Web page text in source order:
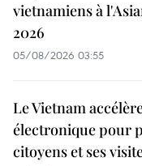
vietnamiens à
2026
05/08/2026 03:55
Le Vietnam
électronique pour
citoyens et ses